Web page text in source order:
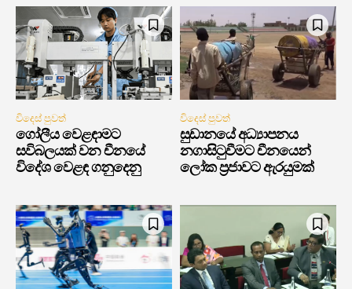
විදෙස් පුවත්
ගෝලීය වෙළඳාමට
සවිබලයක් වන චීනයේ
විදේශ වෙළඳ ගනුදෙනු
විදෙස් පුවත්
සුඩානයේ අධ්‍යාපනය
නගාසිටුවීමට චීනයෙන්
ලෝක ප්‍රජාවට ඇරයුමක්